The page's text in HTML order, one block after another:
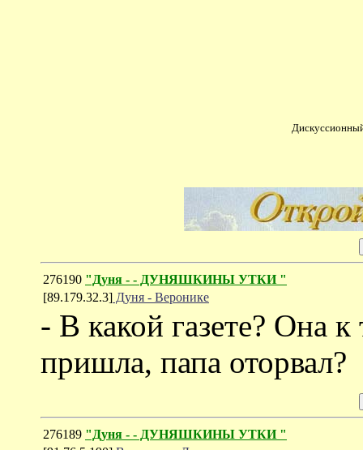
276190 "Дуня - - ДУНЯШКИНЫ УТКИ "
[89.179.32.3] Дуня - Веронике
- В какой газете? Она к
пришла, папа оторвал?
276189 "Дуня - - ДУНЯШКИНЫ УТКИ "